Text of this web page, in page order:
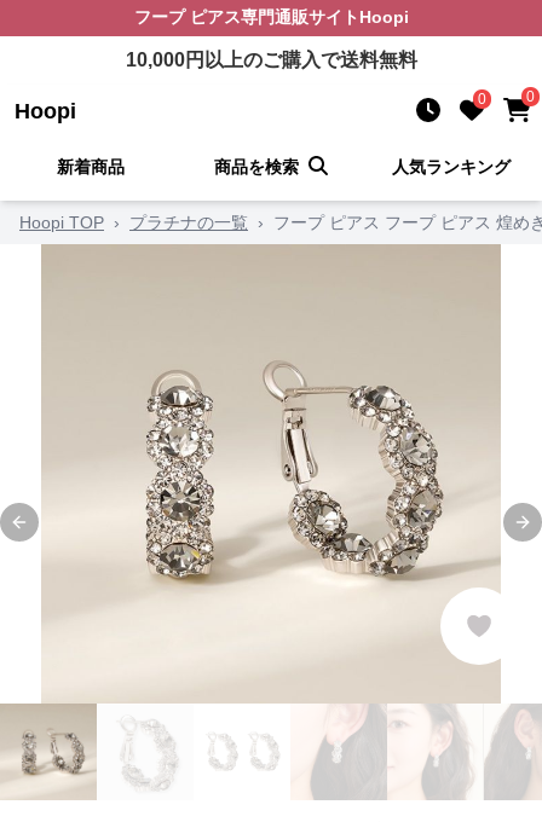
フープ ピアス専門通販サイト Hoopi
10,000円以上のご購入で送料無料
Hoopi 0 0
新着商品 商品を検索 人気ランキング
Hoopi TOP › プラチナの一覧 › フープ ピアス フープ ピアス 煌め
Previous slide